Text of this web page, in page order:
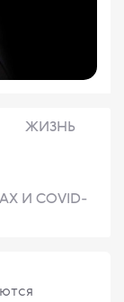
ЖИЗНЬ
И COVID-